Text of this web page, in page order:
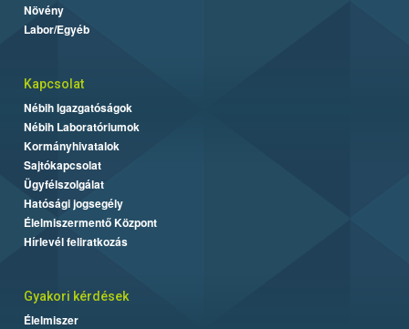
Növény
Labor/Egyéb
Kapcsolat
Nébih Igazgatóságok
Nébih Laboratóriumok
Kormányhivatalok
Sajtókapcsolat
Ügyfélszolgálat
Hatósági jogsegély
Élelmiszermentő Központ
Hírlevél feliratkozás
Gyakori kérdések
Élelmiszer